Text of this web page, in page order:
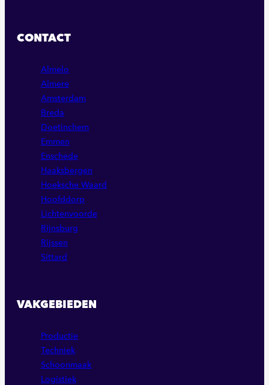
CONTACT
Almelo
Almere
Amsterdam
Breda
Doetinchem
Emmen
Enschede
Haaksbergen
Hoeksche Waard
Hoofddorp
Lichtenvoorde
Rijnsburg
Rijssen
Sittard
VAKGEBIEDEN
Productie
Techniek
Schoonmaak
Logistiek